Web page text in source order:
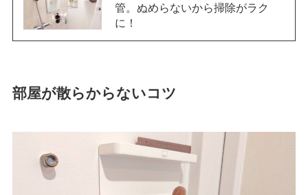
管。ぬめらないから掃除がラク
に！
部屋が散らからないコツ